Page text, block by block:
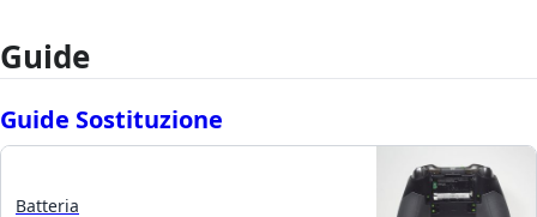
Guide
Guide Sostituzione
Batteria